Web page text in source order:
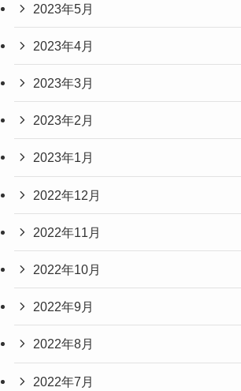
2023年5月
2023年4月
2023年3月
2023年2月
2023年1月
2022年12月
2022年11月
2022年10月
2022年9月
2022年8月
2022年7月